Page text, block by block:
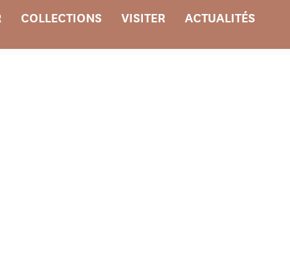
COLLECTIONS VISITER ACTUALITÉS